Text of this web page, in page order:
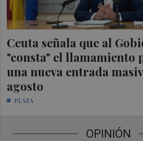
Ceuta señala que al
"consta" el llamamiento
una nueva entrada
agosto
PLAZA
OPINIÓN